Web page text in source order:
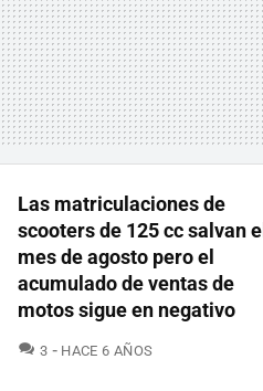
Las matriculaciones de
scooters de 125 cc salvan el
mes de agosto pero el
acumulado de ventas de
motos sigue en negativo
3 COMENTARIOS
HACE 6 AÑOS